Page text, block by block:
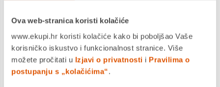
Ova web-stranica koristi kolačiće
www.ekupi.hr koristi kolačiće kako bi poboljšao Vaše
korisničko iskustvo i funkcionalnost stranice. Više
možete pročitati u Izjavi o privatnosti i Pravilima o
postupanju s „kolačićima“.
DODAJTE U KOŠARICU